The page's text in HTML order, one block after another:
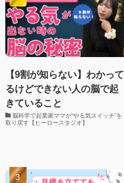
【9割が知らない】わかって
るけどできない人の脳で起
きていること
脳科学で起業家ママが“やる気スイッチ”を
取り戻す【ヒーロースタジオ】